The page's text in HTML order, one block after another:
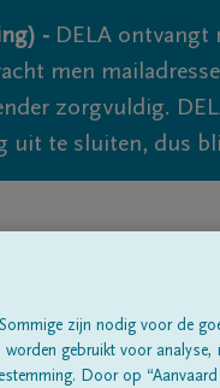
- DELA ontvangt
men
zorgvuldig.
uit te sluiten, dus
zijn nodig voor de
gebruikt voor analyse,
Door op